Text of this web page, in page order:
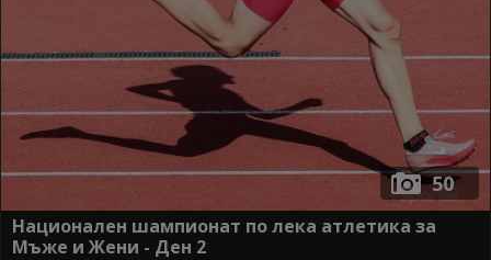
50
Национален шампионат по лека атлетика за
Мъже и Жени - Ден 2